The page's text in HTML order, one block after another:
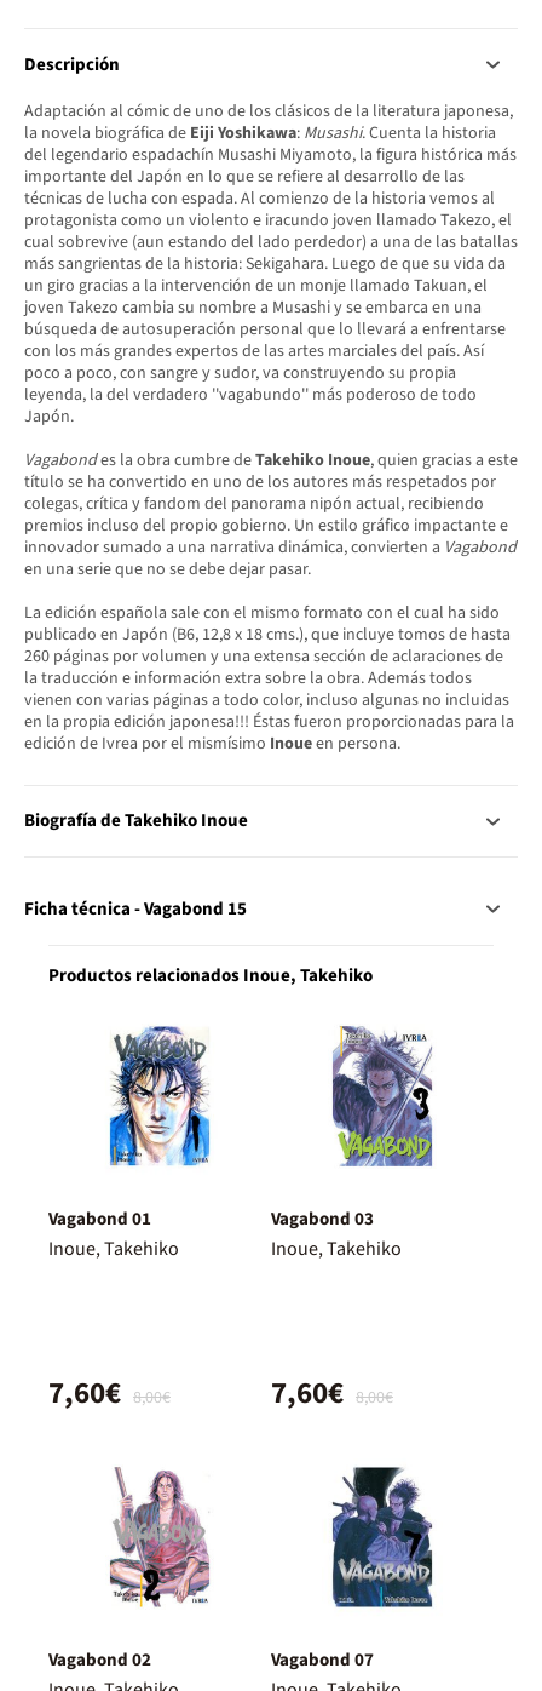
Descripción
Adaptación al cómic de uno de los clásicos de la literatura japonesa,
la novela biográfica de Eiji Yoshikawa: Musashi. Cuenta la historia
del legendario espadachín Musashi Miyamoto, la figura histórica más
importante del Japón en lo que se refiere al desarrollo de las
técnicas de lucha con espada. Al comienzo de la historia vemos al
protagonista como un violento e iracundo joven llamado Takezo, el
cual sobrevive (aun estando del lado perdedor) a una de las batallas
más sangrientas de la historia: Sekigahara. Luego de que su vida da
un giro gracias a la intervención de un monje llamado Takuan, el
joven Takezo cambia su nombre a Musashi y se embarca en una
búsqueda de autosuperación personal que lo llevará a enfrentarse
con los más grandes expertos de las artes marciales del país. Así
poco a poco, con sangre y sudor, va construyendo su propia
leyenda, la del verdadero ''vagabundo'' más poderoso de todo
Japón.
Vagabondes la obra cumbre deTakehiko Inoue, quien gracias a este
título se ha convertido en uno de los autores más respetados por
colegas, crítica y fandom del panorama nipón actual, recibiendo
premios incluso del propio gobierno. Un estilo gráfico impactante e
innovador sumado a una narrativa dinámica, convierten a Vagabond
en una serie que no se debe dejar pasar.
La edición española sale con el mismo formato con el cual ha sido
publicado en Japón (B6, 12,8 x 18 cms.), que incluye tomos de hasta
260 páginas por volumen y una extensa sección de aclaraciones de
la traducción e información extra sobre la obra. Además todos
vienen con varias páginas a todo color, incluso algunas no incluidas
en la propia edición japonesa!!! Éstas fueron proporcionadas para la
edición de Ivrea por el mismísimo Inoueen persona.
Biografía de Takehiko Inoue
Ficha técnica - Vagabond 15
Productos relacionados Inoue, Takehiko
Vagabond 01
Inoue, Takehiko
8,00€
7,60€
Vagabond 03
Inoue, Takehiko
8,00€
7,60€
Vagabond 02 Vagabond 07